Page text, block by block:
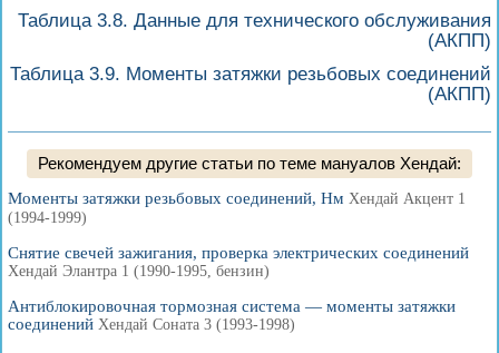
Таблица 3.8. Данные для технического обслуживания
(АКПП)
Таблица 3.9. Моменты затяжки резьбовых соединений
(АКПП)
Рекомендуем другие статьи по теме мануалов Хендай:
Моменты затяжки резьбовых соединений, Нм Хендай Акцент 1
(1994-1999)
Снятие свечей зажигания, проверка электрических соединений
Хендай Элантра 1 (1990-1995, бензин)
Антиблокировочная тормозная система — моменты затяжки
соединений Хендай Соната 3 (1993-1998)